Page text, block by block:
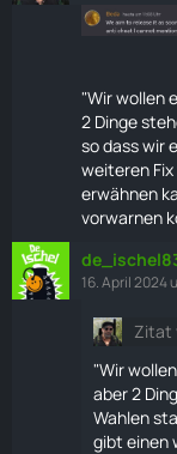
"Wir wollen
2 Dinge
so dass wir
weiteren
erwähnen
vorwarnen
16. April 2024
Zitat
"Wir
aber 2
Wahlen
gibt einen